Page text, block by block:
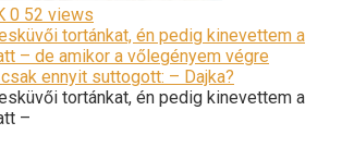
0 52 views
tortánkat, én pedig kinevettem a
– de amikor a vőlegényem végre
ennyit suttogott: – Dajka?
tortánkat, én pedig kinevettem a
–